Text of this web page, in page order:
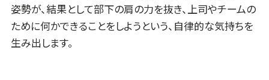
姿勢が、結果として部下の肩の力を抜き、上司やチームの
ために何かできることをしようという、自律的な気持ちを
生み出します。